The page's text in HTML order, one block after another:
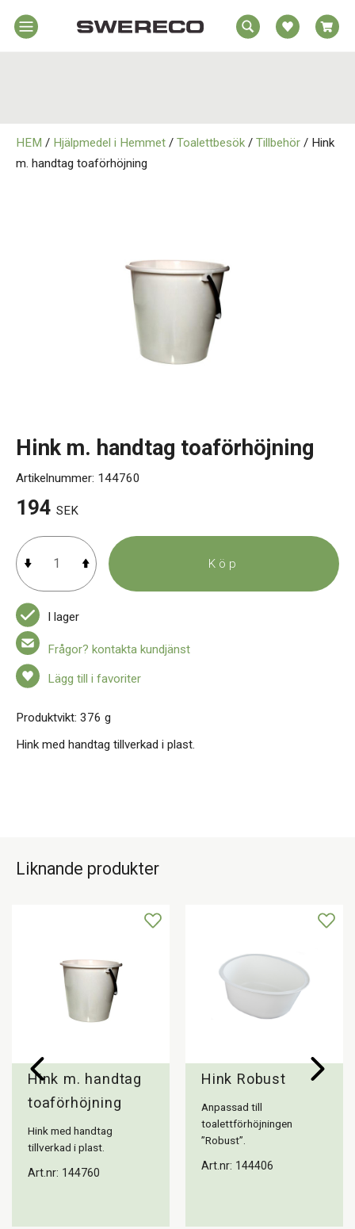
Rörelsehjälpmedel
HEM / Hjälpmedel i Hemmet / Toalettbesök / Tillbehör / Hink
m. handtag toaförhöjning
Hink m. handtag toaförhöjning
Artikelnummer: 144760
194 SEK
Köp
I lager
Frågor? kontakta kundjänst
Lägg till i favoriter
Produktvikt: 376 g
Hink med handtag tillverkad i plast.
Liknande produkter
Hink m. handtag
toaförhöjning
Hink med handtag
tillverkad i plast.
Art.nr: 144760
Hink Robust
Anpassad till
toalettförhöjningen
”Robust”.
Art.nr: 144406